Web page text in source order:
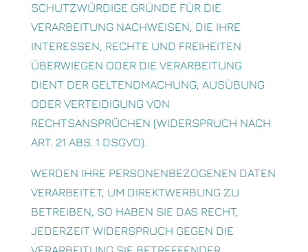
SCHUTZWÜRDIGE GRÜNDE FÜR DIE
VERARBEITUNG NACHWEISEN, DIE IHRE
INTERESSEN, RECHTE UND FREIHEITEN
ÜBERWIEGEN ODER DIE VERARBEITUNG
DIENT DER GELTENDMACHUNG, AUSÜBUNG
ODER VERTEIDIGUNG VON
RECHTSANSPRÜCHEN (WIDERSPRUCH NACH
ART. 21 ABS. 1 DSGVO).
WERDEN IHRE PERSONENBEZOGENEN DATEN
VERARBEITET, UM DIREKTWERBUNG ZU
BETREIBEN, SO HABEN SIE DAS RECHT,
JEDERZEIT WIDERSPRUCH GEGEN DIE